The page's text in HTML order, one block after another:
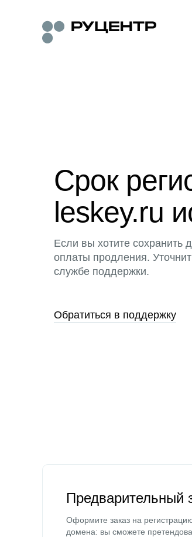
Срок
leskey.ru
Если вы хотите сохранить
оплаты продления.
службе поддержки.
Обратиться в поддержку
Предварительный
Оформите заказ на
домена: вы сможете